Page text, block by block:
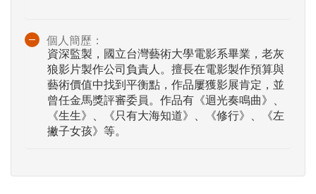
個人簡歷：
資深監製，國立台灣藝術大學電影系畢業，老灰
狼影片製作公司負責人。擅長在電影製作預算與
藝術價值中找到平衡點，作品屢獲影展肯定，並
曾任金馬獎評審委員。作品有《迴光奏鳴曲》、
《生生》、《只有大海知道》、《修行》、《左
撇子女孩》等。